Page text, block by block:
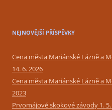
NEJNOVĚJŠÍ PŘÍSPĚVKY
Cena města Mariánské Lázně a
14. 6. 2026
Cena města Mariánské Lázně a
2023
Prvomájové skokové závody 1. 5.